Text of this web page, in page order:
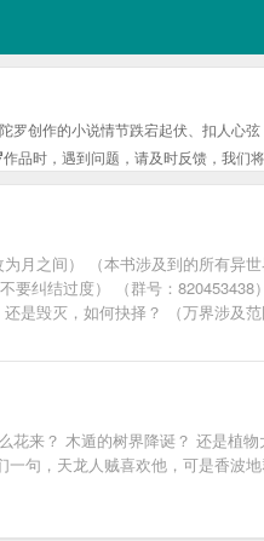
创作的小说情节跌宕起伏、扣人心弦
作品时，遇到问题，请及时反馈，我们
月之间） （本书涉及到的所有异
纠结过度） （群号：
是毁灭，如何抉择？ （万界涉及范
来？ 木遁的树界降诞？ 还是植
句，天龙人贼喜欢他，可是香波